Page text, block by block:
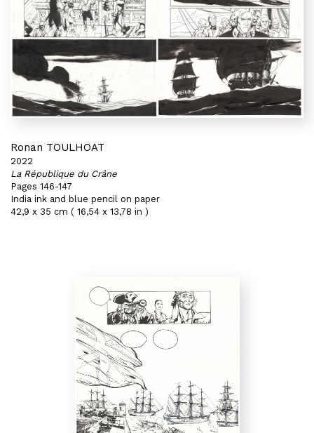
Ronan TOULHOAT
2022
La République du Crâne
Pages 146-147
India ink and blue pencil on paper
42,9 x 35 cm ( 16,54 x 13,78 in )